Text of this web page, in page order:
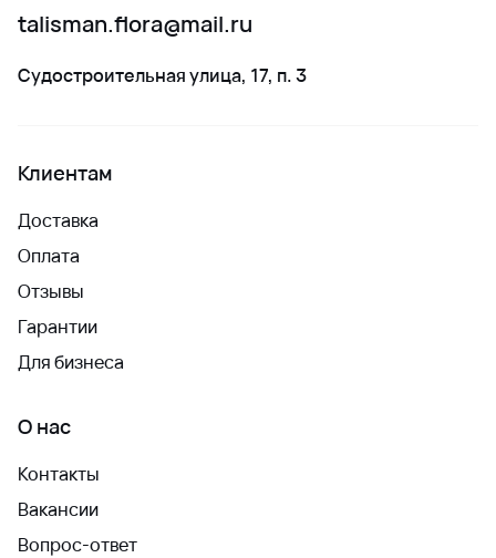
talisman.flora@mail.ru
Судостроительная улица, 17, п. 3
Клиентам
Доставка
Оплата
Отзывы
Гарантии
Для бизнеса
О нас
Контакты
Вакансии
Вопрос-ответ